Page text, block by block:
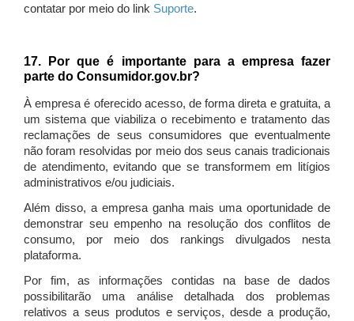
contatar por meio do link Suporte.
17. Por que é importante para a empresa fazer
parte do Consumidor.gov.br?
À empresa é oferecido acesso, de forma direta e gratuita, a
um sistema que viabiliza o recebimento e tratamento das
reclamações de seus consumidores que eventualmente
não foram resolvidas por meio dos seus canais tradicionais
de atendimento, evitando que se transformem em litígios
administrativos e/ou judiciais.
Além disso, a empresa ganha mais uma oportunidade de
demonstrar seu empenho na resolução dos conflitos de
consumo, por meio dos rankings divulgados nesta
plataforma.
Por fim, as informações contidas na base de dados
possibilitarão uma análise detalhada dos problemas
relativos a seus produtos e serviços, desde a produção,